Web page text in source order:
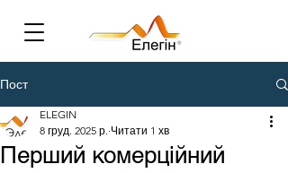
Пост
Перший комерційний
ELEGIN
8 груд. 2025 р. Читати 1 хв